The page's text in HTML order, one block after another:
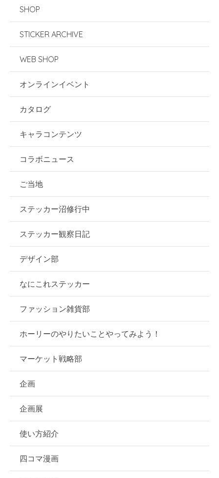
SHOP
STICKER ARCHIVE
WEB SHOP
オンラインイベント
カタログ
キャラコンテンツ
コラボニュース
ご当地
ステッカー沼修行中
ステッカー観察日記
デザイン部
なにこれステッカー
ファッション雑貨部
ホーリーのやりたいことやってみよう！
マーケット戦略部
企画
企画展
使い方紹介
四コマ漫画